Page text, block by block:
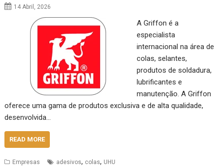
14 Abril, 2026
A Griffon é a
especialista
internacional na área de
colas, selantes,
produtos de soldadura,
lubrificantes e
manutenção. A Griffon
oferece uma gama de produtos exclusiva e de alta qualidade,
desenvolvida…
READ MORE
Empresas adesivos, colas, UHU